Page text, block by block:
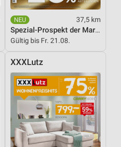
37,5 km
Spezial-Prospekt der Marken
Gültig bis Fr. 21.08.
XXXLutz